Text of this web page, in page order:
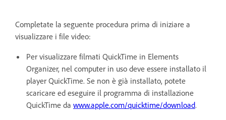
Completate la seguente procedura prima di iniziare a
visualizzare i file video:
Per visualizzare filmati QuickTime in Elements
Organizer, nel computer in uso deve essere installato il
player QuickTime. Se non è già installato, potete
scaricare ed eseguire il programma di installazione
QuickTime da www.apple.com/quicktime/download.